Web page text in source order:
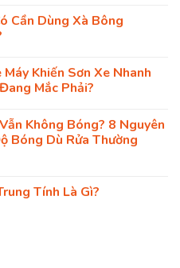
Cần Dùng Xà Bông
Khiến Sơn Xe Nhanh
Mắc Phải?
Không Bóng? 8 Nguyên
Bóng Dù Rửa Thường
Tính Là Gì?